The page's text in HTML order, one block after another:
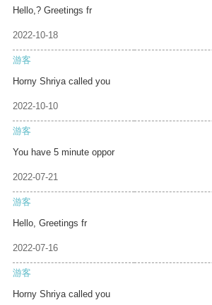
Hello,? Greetings fr
2022-10-18
游客
Horny Shriya called you
2022-10-10
游客
You have 5 minute oppor
2022-07-21
游客
Hello, Greetings fr
2022-07-16
游客
Horny Shriya called you